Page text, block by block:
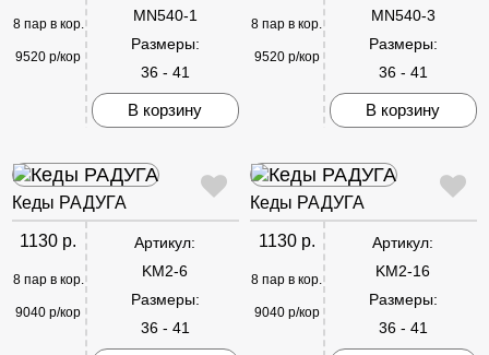
8 пар в кор.
9520 р/кор
MN540-1
Размеры:
36 - 41
В корзину
8 пар в кор.
9520 р/кор
MN540-3
Размеры:
36 - 41
В корзину
Кеды РАДУГА
1130 р.
8 пар в кор.
9040 р/кор
Артикул:
KM2-6
Размеры:
36 - 41
Кеды РАДУГА
1130 р.
8 пар в кор.
9040 р/кор
Артикул:
KM2-16
Размеры:
36 - 41